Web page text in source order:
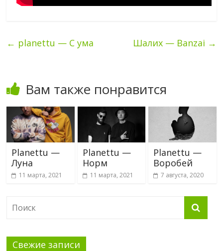
← planettu — С ума Шалих — Banzai →
Вам также понравится
Planettu —
Луна
11 марта, 2021
Planettu —
Норм
11 марта, 2021
Planettu —
Воробей
7 августа, 2020
Свежие записи